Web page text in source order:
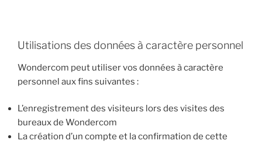
Utilisations des données à caractère personnel
Wondercom peut utiliser vos données à caractère
personnel aux fins suivantes :
L’enregistrement des visiteurs lors des visites des
bureaux de Wondercom
La création d’un compte et la confirmation de cette